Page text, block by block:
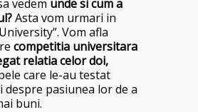
vedem unde si cum a
Asta vom urmari in
Vom afla
competitia universitara
relatia celor doi,
care le-au testat
despre pasiunea lor de a
buni.